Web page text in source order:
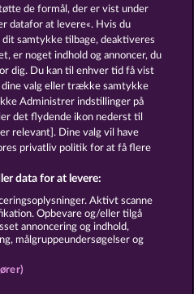
TOWER OF POWER
Datasikkerhed
om tilbagetrækning
de formål, der er vist under
datafor at levere«. Hvis du
samtykke tilbage, deaktiveres
er noget indhold og annoncer, du
dig. Du kan til enhver tid få vist
valg eller trække samtykke
Administrer indstillinger på
det flydende ikon nederst til
relevant]. Dine valg vil have
privatliv politik for at få flere
data for at levere:
Aktivt scanne
Opbevare og/eller tilgå
annoncering og indhold,
målgruppeundersøgelser og